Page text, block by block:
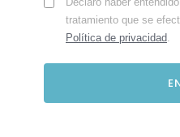
tratamiento que se
Política de privacidad.